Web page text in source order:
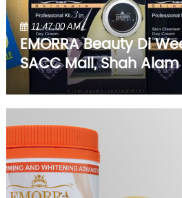
11:47:00 AM
EMORRA Beauty Di
SACC Mall, Shah